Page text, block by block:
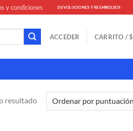
y condiciones DEVOLUCIONES Y REEMBOLSOS
ACCEDER CARRITO /$
resultado